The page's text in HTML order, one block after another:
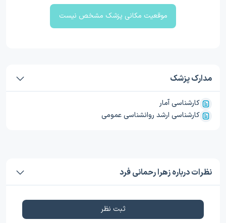
موقعیت مکانی پزشک مشخص نیست
مدارک پزشک
کارشناسی آمار
کارشناسی ارشد روانشناسی عمومی
نظرات درباره زهرا رحمانی فرد
ثبت نظر